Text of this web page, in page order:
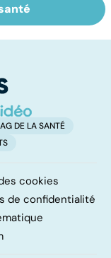
des
: que
?
DE LA SANTÉ
cookies
de confidentialité